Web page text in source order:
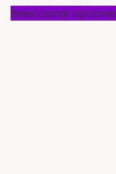
Seleccionar